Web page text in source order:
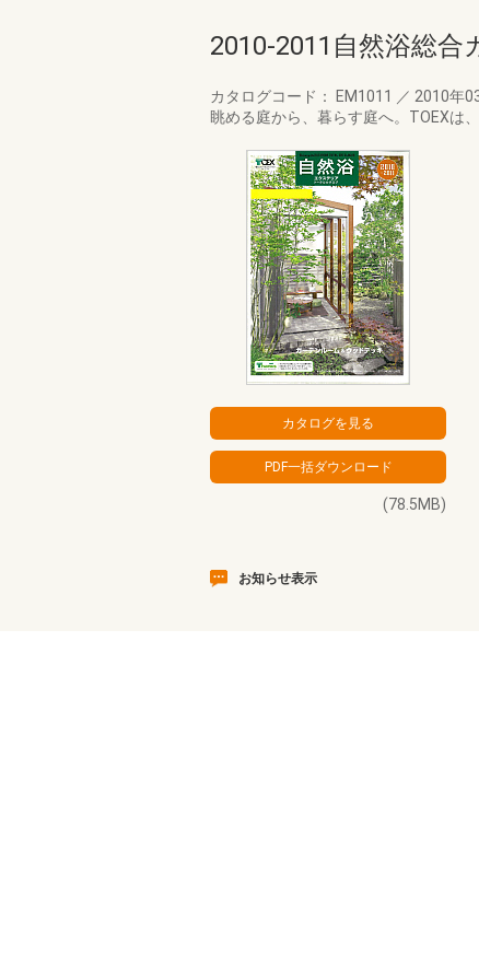
2010-2011自然浴総合
カタログコード： EM1011 ／ 2010年
眺める庭から、暮らす庭へ。TOEXは
(78.5MB)
お知らせ表示